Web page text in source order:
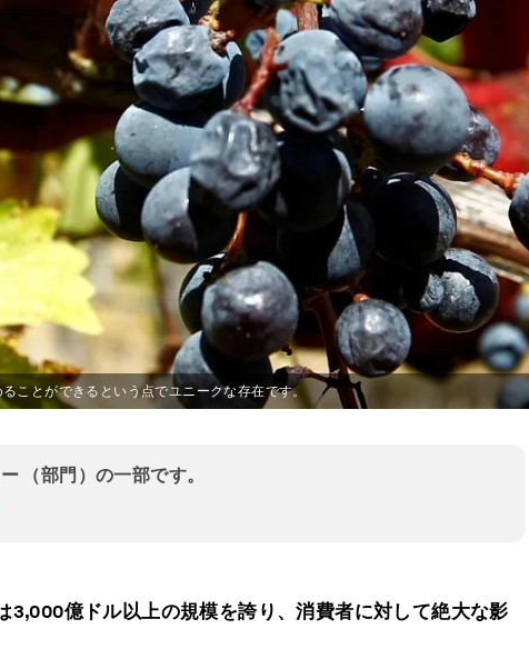
ことができるという点でユニークな存在です。
（部門）の一部です。
3,000億ドル以上の規模を誇り、消費者に対して絶大な影